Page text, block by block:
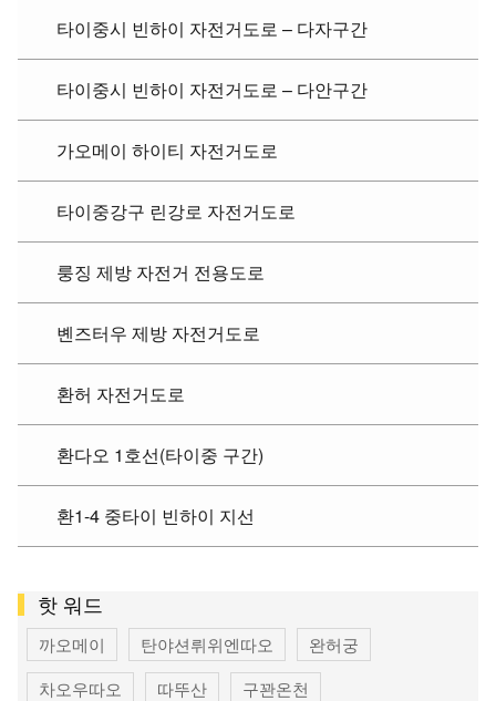
타이중시 빈하이 자전거도로 – 다자구간
타이중시 빈하이 자전거도로 – 다안구간
가오메이 하이티 자전거도로
타이중강구 린강로 자전거도로
룽징 제방 자전거 전용도로
볜즈터우 제방 자전거도로
환허 자전거도로
환다오 1호선(타이중 구간)
환1-4 중타이 빈하이 지선
핫 워드
까오메이 탄야션뤼위엔따오
완허궁
차오우따오
따뚜산
구꽌온천